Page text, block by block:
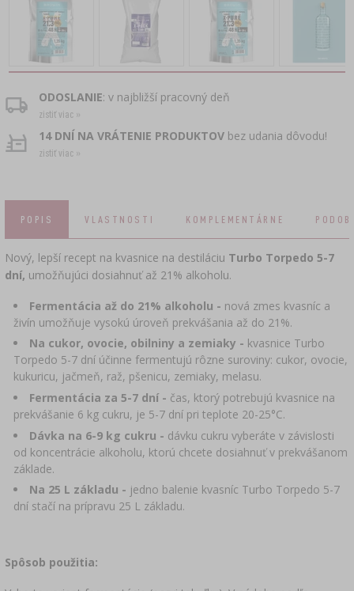
PEČENIE
PRÍSLUŠENSTVO NA NAKLADANIE MÄSA
SVORKY
NITE, ŠPAGÁTY, SIETE ›
NAKLADACIE ZMESI, MARINÁDY A BYLINKY
BAKTERIÁLNE KULTÚRY
LITERATÚRA – ÚDENÁRSTVO
ARÓMA ÚDENÉHO DYMU
LIS NA HROZNO
DRVIČE OVOCIA
FILTROVANIE
UZÁTVÁRANIE KORKOM
MERACIE PRÍSTROJE A UKAZOVATELE ›
FĽAŠE ›
DEMIŽÓNY ›
REGÁLY
AROMATIZÁCIA ›
LITERATÚRA
BAKTERIÁLNE KULTÚRY
JOGURTOVAČE
KORENIČKY
KORUNKOVÉ UZÁVERY
ZATVÁRAČE FLIAŠ
FĽAŠE
ANALÝZA PIVA
FĽAŠE
TLAKOVÉ HRNCE
SUŠIČKY POTRAVÍN
LIEVIKY
ETIKETY
UZÁVERY NA ZÁVIT
DOPLNKOVÉ LÁTKY
ANALÝZA ALKOHOLU
LITERATÚRA
LIATINOVÉ NÁDOBY
OHNEISKÁ
VÁKUOVÉ BALENIE
MLYNČEKY A MAŽIARY
DOMÁCE GADGETY
MOTORIZÁCIA
ODOSLANIE: v najbližší pracovný deň
zistiť viac »
14 DNÍ NA VRÁTENIE PRODUKTOVbez udania dôvodu!
zistiť viac »
POPIS VLASTNOSTI KOMPLEMENTÁRNE
Nový, lepší recept na kvasnice na destiláciu Turbo Torpedo 5-7
dní, umožňujúci dosiahnuť až 21% alkoholu.
Fermentácia až do 21% alkoholu - nová zmes kvasníc a
živín umožňuje vysokú úroveň prekvášania až do 21%.
Na cukor, ovocie, obilniny a zemiaky - kvasnice Turbo
Torpedo 5-7 dní účinne fermentujú rôzne suroviny: cukor, ovocie,
kukuricu, jačmeň, raž, pšenicu, zemiaky, melasu.
Fermentácia za 5-7 dní - čas, ktorý potrebujú kvasnice na
prekvášanie 6 kg cukru, je 5-7 dní pri teplote 20-25°C.
Dávka na 6-9 kg cukru - dávku cukru vyberáte v závislosti
od koncentrácie alkoholu, ktorú chcete dosiahnuť v prekvášanom
základe.
Na 25 L základu - jedno balenie kvasníc Turbo Torpedo 5-7
dní stačí na prípravu 25 L základu.
Spôsob použitia: